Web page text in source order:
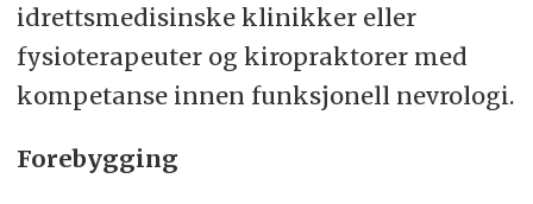
idrettsmedisinske klinikker eller
fysioterapeuter og kiropraktorer med
kompetanse innen funksjonell nevrologi.
Forebygging